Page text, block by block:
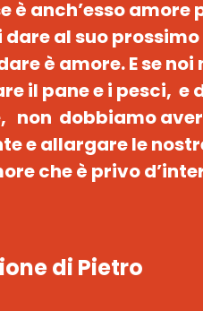
è anch’esso amore
al suo
è amore. E se
il pane e i pesci, e
non dobbiamo
e allargare le
che è privo
di Pietro